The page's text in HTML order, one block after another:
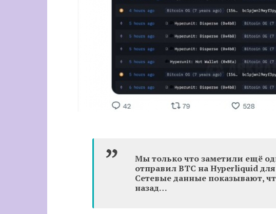
Мы только что заметили ещё
отправил BTC на Hyperliquid
Сетевые данные показывают,
назад…